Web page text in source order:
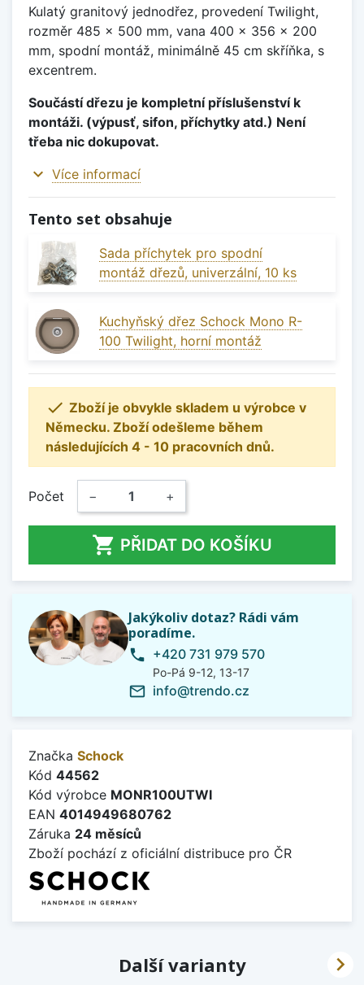
Kulatý granitový jednodřez, provedení Twilight,
rozměr 485 x 500 mm, vana 400 x 356 x 200
mm, spodní montáž, minimálně 45 cm skříňka, s
excentrem.
Součástí dřezu je kompletní příslušenství k
montáži. (výpusť, sifon, příchytky atd.) Není
třeba nic dokupovat.
expand_more Více informací
Tento set obsahuje
Sada příchytek pro spodní
montáž dřezů, univerzální, 10 ks
Kuchyňský dřez Schock Mono R-
100 Twilight, horní montáž
 Zboží je obvykle skladem u výrobce v
Německu. Zboží odešleme během
následujících 4 - 10 pracovních dnů.
Počet − +
 PŘIDAT DO KOŠÍKU
Jakýkoliv dotaz? Rádi vám
poradíme.
phone +420 731 979 570
Po-Pá 9-12, 13-17
mail_outline info@trendo.cz
Značka Schock
Kód 44562
Kód výrobce MONR100UTWI
EAN 4014949680762
Záruka 24 měsíců
Zboží pochází z oficiální distribuce pro ČR
Další varianty 